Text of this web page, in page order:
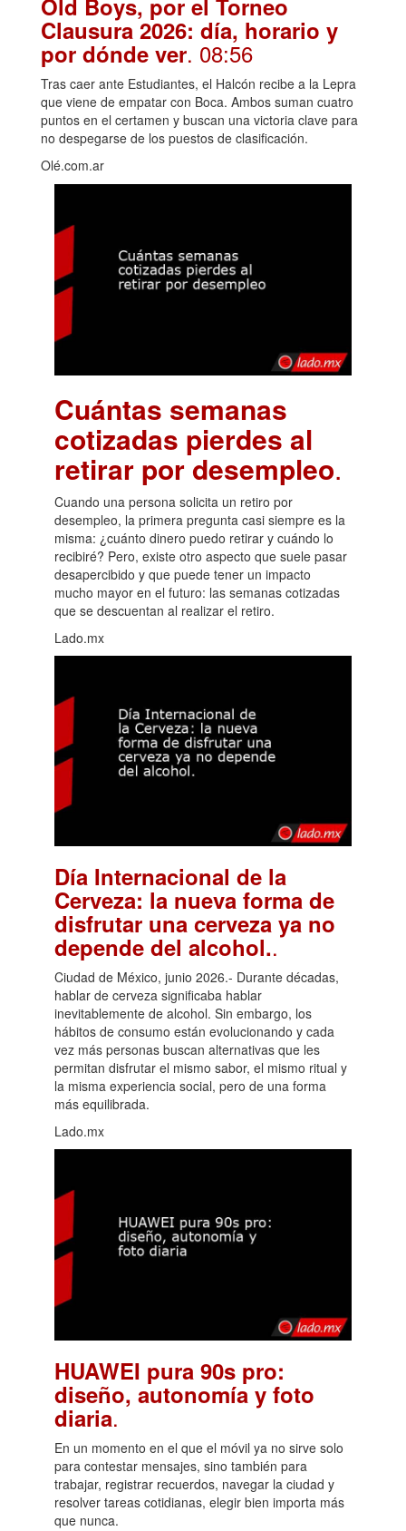
Clausura 2026: día, horario y
por dónde ver. 08:56
Tras caer ante Estudiantes, el Halcón recibe a la Lepra
que viene de empatar con Boca. Ambos suman cuatro
puntos en el certamen y buscan una victoria clave para
no despegarse de los puestos de clasificación.
Olé.com.ar
Cuántas semanas
cotizadas pierdes al
retirar por desempleo.
Cuando una persona solicita un retiro por
desempleo, la primera pregunta casi siempre es la
misma: ¿cuánto dinero puedo retirar y cuándo lo
recibiré? Pero, existe otro aspecto que suele pasar
desapercibido y que puede tener un impacto
mucho mayor en el futuro: las semanas cotizadas
que se descuentan al realizar el retiro.
Lado.mx
Día Internacional de la
Cerveza: la nueva forma de
disfrutar una cerveza ya no
depende del alcohol..
Ciudad de México, junio 2026.- Durante décadas,
hablar de cerveza significaba hablar
inevitablemente de alcohol. Sin embargo, los
hábitos de consumo están evolucionando y cada
vez más personas buscan alternativas que les
permitan disfrutar el mismo sabor, el mismo ritual y
la misma experiencia social, pero de una forma
más equilibrada.
Lado.mx
HUAWEI pura 90s pro:
diseño, autonomía y foto
diaria.
En un momento en el que el móvil ya no sirve solo
para contestar mensajes, sino también para
trabajar, registrar recuerdos, navegar la ciudad y
resolver tareas cotidianas, elegir bien importa más
que nunca.